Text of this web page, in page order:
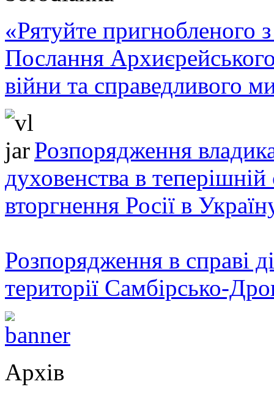
«Рятуйте пригнобленого
Послання
війни та справедливого
Розпорядження
духовенства в теперішній
вторгнення Росії в
Розпорядження в справі
території Самбірсько-
Архів